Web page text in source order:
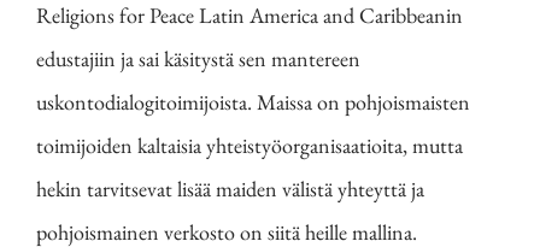
Religions for Peace Latin America and Caribbeanin
edustajiin ja sai käsitystä sen mantereen
uskontodialogitoimijoista. Maissa on pohjoismaisten
toimijoiden kaltaisia yhteistyöorganisaatioita, mutta
hekin tarvitsevat lisää maiden välistä yhteyttä ja
pohjoismainen verkosto on siitä heille mallina.